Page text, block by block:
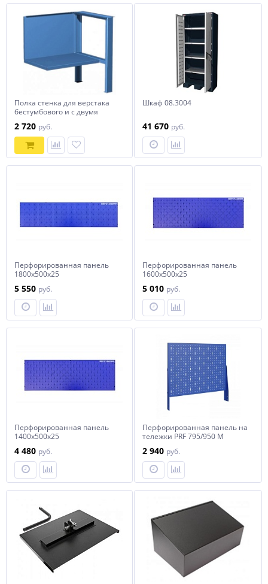
Полка стенка для верстака
бестумбового и с двумя
FERRUM
2 720 руб.
Шкаф 08.3004
41 670 руб.
Перфорированная панель
1800х500х25
5 550 руб.
Перфорированная панель
1600х500х25
5 010 руб.
Перфорированная панель
1400х500х25
4 480 руб.
Перфорированная панель на
тележки PRF 795/950 M
2 940 руб.